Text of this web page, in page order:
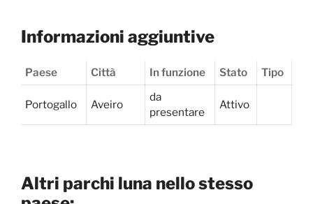
Informazioni aggiuntive
Paese Città In funzione Stato Tipo
Portogallo Aveiro
da
presentare
Attivo
Altri parchi luna nello stesso